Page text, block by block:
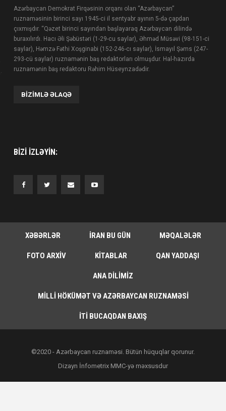
Azərbaycan Demokrat Firqəsinin orqanı olan “Azərbaycan”
ruznaməsinin birinci sayı 1945-ci il sentyabr ayının 5-də çapdan
çıxmışdır. “Qəzet birinci sayından başlayaraq Azərbaycan dilində
buraxılırdı. Hacı Əli Şəbüstəri (1-29-cu saylar), Əhməd Müsəvi (98-151-ci
saylar), Həmzə Fəthi Xoşginabi (152-246-cı saylar), İsmayıl Şəms (247-
293-cü saylar) ruznamənin baş redaktorları olmuşdur. Hal-hazırda
ruznamənin baş redaktoru Rəhim Hüseynzadədir.
BIZIMLƏ ƏLAQƏ
BIZI IZLƏYIN:
XƏBƏRLƏR İRAN BU GÜN MƏQALƏLƏR
FOTO ARXIV KITABLAR QAN YADDAŞI
ANA DILIMIZ
MILLI HÖKÜMƏT VƏ AZƏRBAYCAN RUZNAMƏSI
İTI BUCAQDAN BAXIŞ
©2020 - Azərbaycan ruznaməsi. Bütün hüquqlar qorunur.
Dizayn İnfometrix MMC-yə məxsusdur